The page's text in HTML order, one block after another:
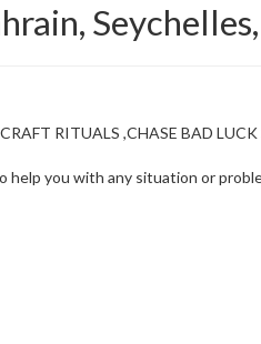
RITUALS ,CHASE BAD
you with any situation or